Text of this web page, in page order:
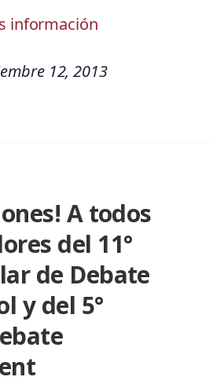
información
12, 2013
A todos
del 11°
de Debate
y del 5°